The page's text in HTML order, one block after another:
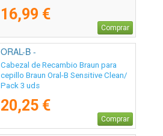
16,99 €
Comprar
ORAL-B -
Cabezal de Recambio Braun para
cepillo Braun Oral-B Sensitive Clean/
Pack 3 uds
20,25 €
Comprar